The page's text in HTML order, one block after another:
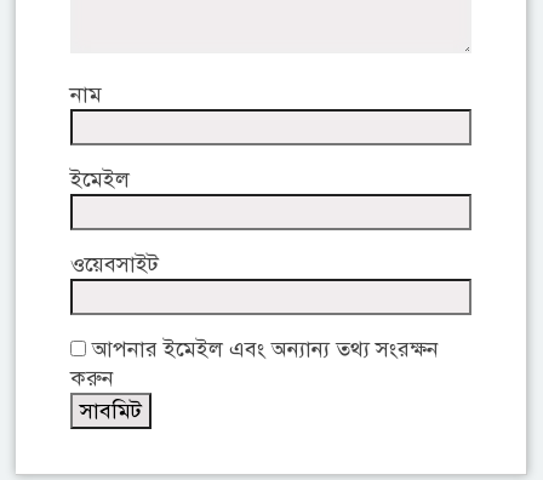
নাম
ইমেইল
ওয়েবসাইট
আপনার ইমেইল এবং অন্যান্য তথ্য সংরক্ষন
করুন